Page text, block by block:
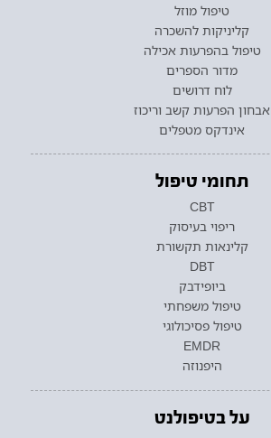
טיפול מוזל
קליניקות להשכרה
טיפול בהפרעות אכילה
מדור הספרים
לוח דרושים
אבחון הפרעות קשב וריכוז
אינדקס מטפלים
תחומי טיפול
CBT
ריפוי בעיסוק
קלינאות תקשורת
DBT
ביופידבק
טיפול משפחתי
טיפול פסיכולוגי
EMDR
היפנוזה
על בטיפולנט